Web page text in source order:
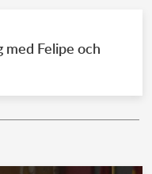
med Felipe och